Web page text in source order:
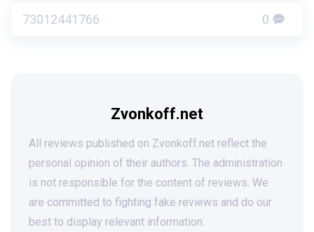
73012441766 0
Zvonkoff.net
All reviews published on Zvonkoff.net reflect the
personal opinion of their authors. The administration
is not responsible for the content of reviews. We
are committed to fighting fake reviews and do our
best to display relevant information.